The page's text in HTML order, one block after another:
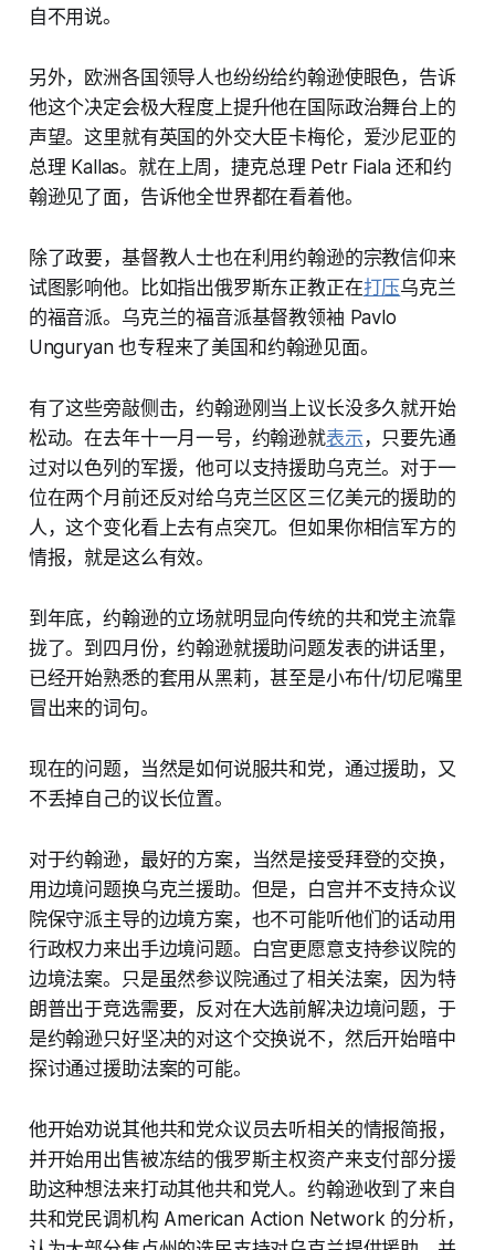
自不用说。
另外，欧洲各国领导人也纷纷给约翰逊使眼色，告诉
他这个决定会极大程度上提升他在国际政治舞台上的
声望。这里就有英国的外交大臣卡梅伦，爱沙尼亚的
总理 Kallas。就在上周，捷克总理 Petr Fiala 还和约
翰逊见了面，告诉他全世界都在看着他。
除了政要，基督教人士也在利用约翰逊的宗教信仰来
试图影响他。比如指出俄罗斯东正教正在打压乌克兰
的福音派。乌克兰的福音派基督教领袖 Pavlo
Unguryan 也专程来了美国和约翰逊见面。
有了这些旁敲侧击，约翰逊刚当上议长没多久就开始
松动。在去年十一月一号，约翰逊就表示 ，只要先通
过对以色列的军援，他可以支持援助乌克兰。对于一
位在两个月前还反对给乌克兰区区三亿美元的援助的
人，这个变化看上去有点突兀。但如果你相信军方的
情报，就是这么有效。
到年底，约翰逊的立场就明显向传统的共和党主流靠
拢了。到四月份，约翰逊就援助问题发表的讲话里，
已经开始熟悉的套用从黑莉，甚至是小布什/切尼嘴里
冒出来的词句。
现在的问题，当然是如何说服共和党，通过援助，又
不丢掉自己的议长位置。
对于约翰逊，最好的方案，当然是接受拜登的交换，
用边境问题换乌克兰援助。但是，白宫并不支持众议
院保守派主导的边境方案，也不可能听他们的话动用
行政权力来出手边境问题。白宫更愿意支持参议院的
边境法案。只是虽然参议院通过了相关法案，因为特
朗普出于竞选需要，反对在大选前解决边境问题，于
是约翰逊只好坚决的对这个交换说不，然后开始暗中
探讨通过援助法案的可能。
他开始劝说其他共和党众议员去听相关的情报简报，
并开始用出售被冻结的俄罗斯主权资产来支付部分援
助这种想法来打动其他共和党人。约翰逊收到了来自
共和党民调机构 American Action Network 的分析，